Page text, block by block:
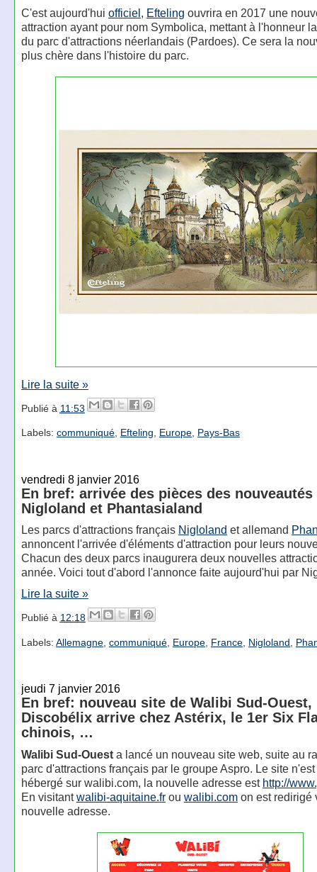
C'est aujourd'hui officiel, Efteling ouvrira en 2017 une
attraction ayant pour nom Symbolica, mettant à l'honneur
du parc d'attractions néerlandais (Pardoes). Ce sera la
plus chère dans l'histoire du parc.
Lire la suite »
Publié à 11:53
Labels: communiqué, Efteling, Europe, Pays-Bas
vendredi 8 janvier 2016
En bref: arrivée des pièces des nouveautés
Nigloland et Phantasialand
Les parcs d'attractions français Nigloland et allemand
annoncent l'arrivée d'éléments d'attraction pour leurs
Chacun des deux parcs inaugurera deux nouvelles
année. Voici tout d'abord l'annonce faite aujourd'hui par
Lire la suite »
Publié à 12:18
Labels: Allemagne, communiqué, Europe, France, Nigloland
jeudi 7 janvier 2016
En bref: nouveau site de Walibi Sud-Ouest,
Discobélix arrive chez Astérix, le 1er Six
chinois, …
Walibi Sud-Ouesta lancé un nouveau site web, suite au
parc d'attractions français par le groupe Aspro. Le site
hébergé sur walibi.com, la nouvelle adresse est http://
En visitantwalibi-aquitaine.frou walibi.comon est redirigé
nouvelle adresse.